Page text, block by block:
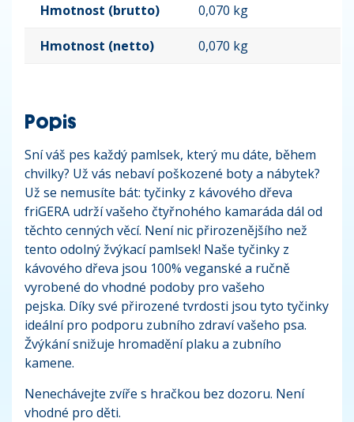
Hmotnost (brutto) 0,070 kg
Hmotnost (netto) 0,070 kg
Popis
Sní váš pes každý pamlsek, který mu dáte, během
chvilky? Už vás nebaví poškozené boty a nábytek?
Už se nemusíte bát: tyčinky z kávového dřeva
friGERA udrží vašeho čtyřnohého kamaráda dál od
těchto cenných věcí. Není nic přirozenějšího než
tento odolný žvýkací pamlsek! Naše tyčinky z
kávového dřeva jsou 100% veganské a ručně
vyrobené do vhodné podoby pro vašeho
pejska. Díky své přirozené tvrdosti jsou tyto tyčinky
ideální pro podporu zubního zdraví vašeho psa.
Žvýkání snižuje hromadění plaku a zubního
kamene.
Nenechávejte zvíře s hračkou bez dozoru. Není
vhodné pro děti.